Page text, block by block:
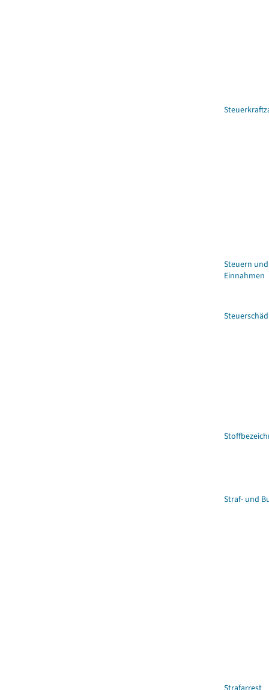
Steuern
Einnahmen
Straf- und